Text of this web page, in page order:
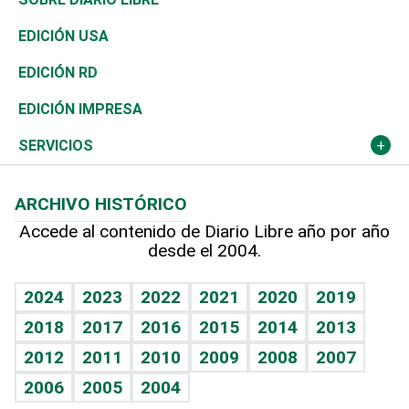
Reportajes
África
Ocenanía
Caribe
Resto del mundo
Vivienda
Telecom.
Global y variable
Economía personal
Buena Vida
Sociales
Novedades
Podcast Arte Libre
Hablando con el pediatra
Vida y familia
Eñe
Celebrando la vida
Sin complejos
Ciclismo
Tenis
Olimpismo
Más deportes
Línea de hit
TBT Deportivo
En Directo
El Espía
Noticiero Poteleche
Columnistas
Más firmas
Tecnología
Historia
Martes de tecnología
Cambio climático
Economía
Revista
Deportes
Opinión
Hecho en casa
Guía del dinero
EDICIÓN USA
EDICIÓN RD
EDICIÓN IMPRESA
SERVICIOS
Cumpleaños
Horóscopos
Crucigramas
ARCHIVO HISTÓRICO
Accede al contenido de Diario Libre año por año
desde el 2004.
2024 2023 2022 2021 2020
2019
2018
2017 2016 2015 2014
2013
2012
2011 2010 2009 2008
2007
2006
2005 2004